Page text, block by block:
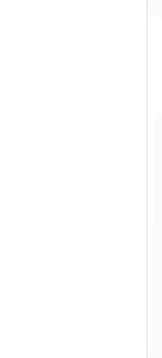
いました
お返事申